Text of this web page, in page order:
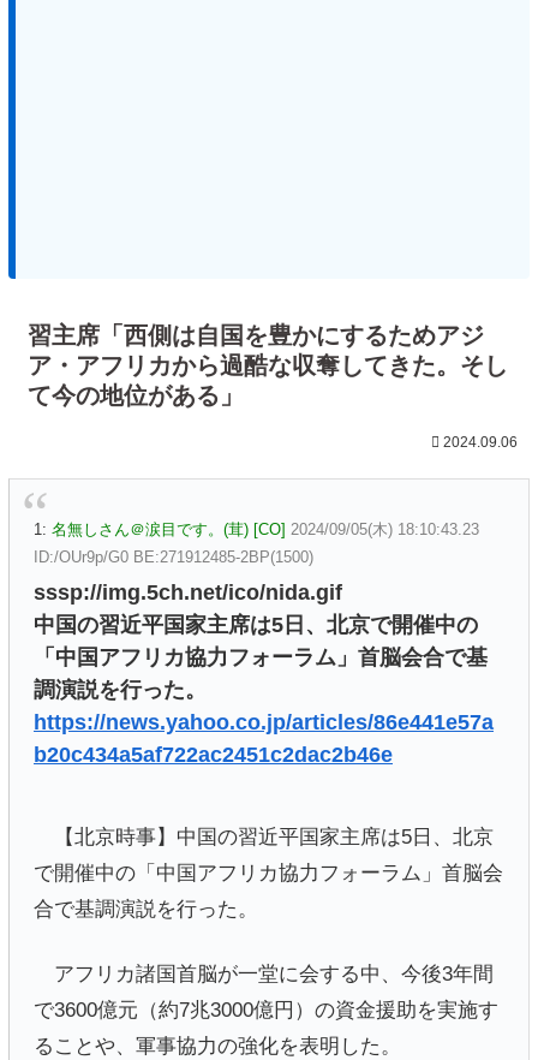
習主席「西側は自国を豊かにするためアジ
ア・アフリカから過酷な収奪してきた。そし
て今の地位がある」
2024.09.06
1: 名無しさん＠涙目です。(茸) [CO] 2024/09/05(木) 18:10:43.23
ID:/OUr9p/G0 BE:271912485-2BP(1500)
sssp://img.5ch.net/ico/nida.gif
中国の習近平国家主席は5日、北京で開催中の
「中国アフリカ協力フォーラム」首脳会合で基
調演説を行った。
https://news.yahoo.co.jp/articles/86e441e57a
b20c434a5af722ac2451c2dac2b46e
【北京時事】中国の習近平国家主席は5日、北京
で開催中の「中国アフリカ協力フォーラム」首脳会
合で基調演説を行った。
アフリカ諸国首脳が一堂に会する中、今後3年間
で3600億元（約7兆3000億円）の資金援助を実施す
ることや、軍事協力の強化を表明した。